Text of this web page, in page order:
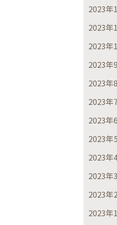
2023年
2023年
2023年
2023年
2023年
2023年
2023年
2023年
2023年
2023年
2023年
2023年